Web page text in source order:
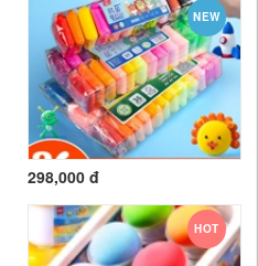
NEW
298,000 đ
HOT